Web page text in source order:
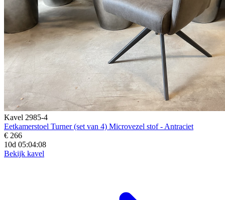
Kavel 2985-4
Eetkamerstoel Turner (set van 4) Microvezel stof - Antraciet
€ 266
10d 05:04:06
Bekijk kavel